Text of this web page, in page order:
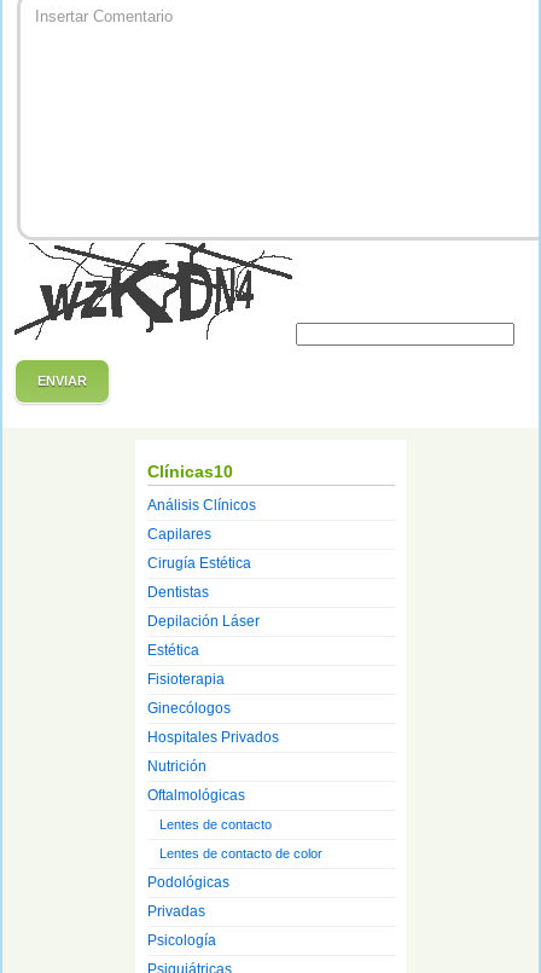
ENVIAR
Clínicas10
Análisis Clínicos
Capilares
Cirugía Estética
Dentistas
Depilación Láser
Estética
Fisioterapia
Ginecólogos
Hospitales Privados
Nutrición
Oftalmológicas
Lentes de contacto
Lentes de contacto de color
Podológicas
Privadas
Psicología
Psiquiátricas